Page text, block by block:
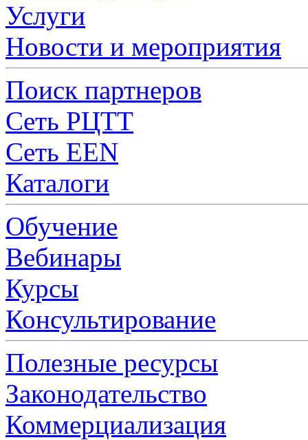
Услуги
Новости и мероприятия
Поиск партнеров
Сеть РЦТТ
Сеть EEN
Каталоги
Обучение
Вебинары
Курсы
Консультирование
Полезные ресурсы
Законодательство
Коммерциализация